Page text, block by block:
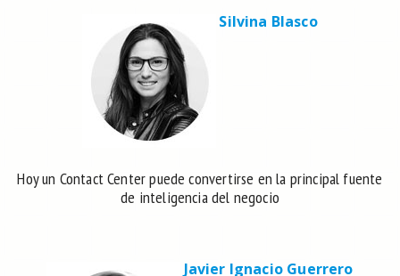
Silvina Blasco
Hoy un Contact Center puede convertirse en la principal fuente
de inteligencia del negocio
Javier Ignacio Guerrero